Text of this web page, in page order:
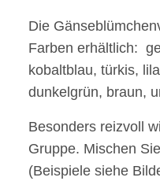
Die
Farben erhältlich:
kobaltblau, türkis,
dunkelgrün, braun,
Besonders reizvoll
Gruppe. Mischen
(Beispiele siehe